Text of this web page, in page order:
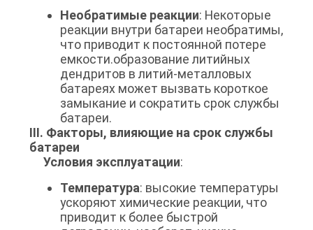
Необратимые реакции: Некоторые
реакции внутри батареи необратимы,
что приводит к постоянной потере
емкости.образование литийных
дендритов в литий-металловых
батареях может вызвать короткое
замыкание и сократить срок службы
батареи.
III. Факторы, влияющие на срок службы
батареи
Условия эксплуатации:
Температура: высокие температуры
ускоряют химические реакции, что
приводит к более быстрой